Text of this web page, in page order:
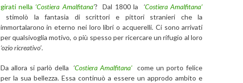
girati nella ‘Costiera Amalfitana’? Dal 1800 la ‘Costiera Amalfitana’
stimolò la fantasia di scrittori e pittori stranieri che la
immortalarono in eterno nei loro libri o acquerelli. Ci sono arrivati
per qualsivoglia motivo, o più spesso per ricercare un rifugio al loro
‘ozio ricreativo’.
Da allora si parlò della ‘Costiera Amalfitana’ come un porto felice
per la sua bellezza. Essa continuò a essere un approdo ambito e